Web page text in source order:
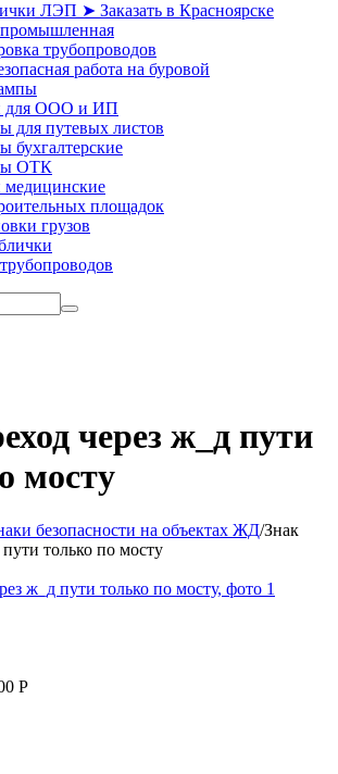
ЛЭП ➤ Заказать в Красноярске
трубопроводов
работа на буровой
для ООО и ИП
для путевых листов
бухгалтерские
ОТК
медицинские
площадок
грузов
через ж_д пути
мосту
безопасности на объектах ЖД/Знак
только по мосту
Р